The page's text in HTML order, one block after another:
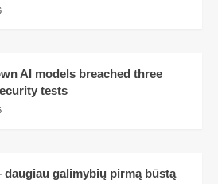
AI models breached three
tests
daugiau galimybių pirmą būstą